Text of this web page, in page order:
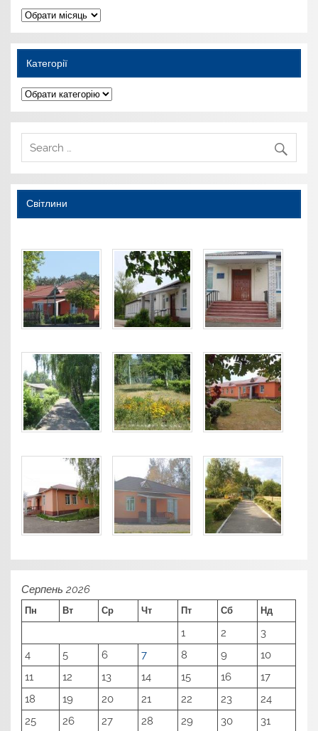
Архіви
Категорії
Категорії
Світлини
Серпень 2026
Пн Вт Ср Чт Пт Сб Нд
1 2
3
4
5 6 7 8 9
10
11
12 13 14 15 16
17
18
19 20 21 22 23
24
25
26 27 28 29 30
31